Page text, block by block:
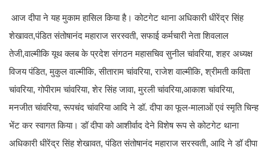
आज दीपा ने यह मुकाम हासिल किया है। कोटगेट थाना अधिकारी धीरेंद्र सिंह
शेखावत,पंडित संतोषानंद महाराज सरस्वती, सफाई कर्मचारी नेता शिवलाल
तेजी,वाल्मीकि यूथ क्लब के प्रदेश संगठन महासचिव सुनील चांवरिया, शहर अध्यक्ष
विजय पंडित, मुकुल वाल्मीकि, सीताराम चांवरिया, राजेश वाल्मीकि, श्रीमती कविता
चांवरिया, गोपीराम चांवरिया, शेर सिंह जावा, मुरली चांवरिया,आकाश चांवरिया,
मनजीत चांवरिया, रूपचंद चांवरिया आदि ने डॉ. दीपा का फूल-मालाओं एवं स्मृति चिन्ह
भेंट कर स्वागत किया। डॉ दीपा को आशीर्वाद देने विशेष रूप से कोटगेट थाना
अधिकारी धीरेंद्र सिंह शेखावत, पंडित संतोषानंद महाराज सरस्वती, आदि ने डॉ दीपा